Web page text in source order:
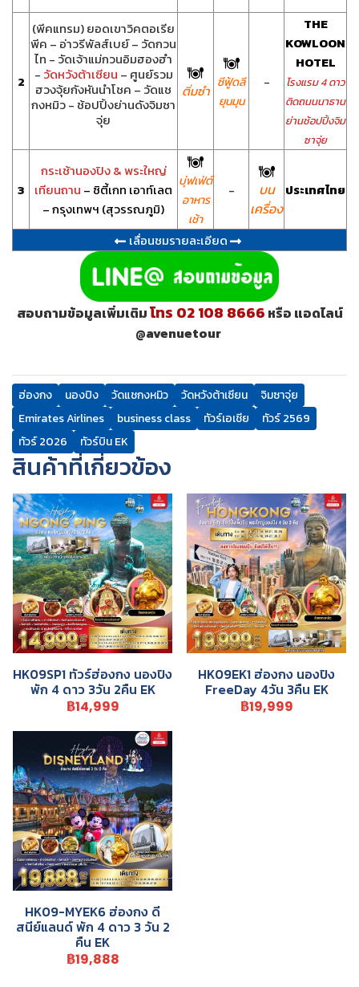
2
(พีคแทรม) ยอดเขาวิคตอเรีย
พีค – อ่าวรีพัลส์เบย์ – วัดกวน
ไท - วัดเจ้าแม่กวนอิมฮองฮำ
- วัดหวังต้าเซียน – ศูนย์รวม
ฮวงจุ้ยกังหันนำโชค – วัดแช
กงหมิว - ช้อปปิ้งย่านดังจิมซา
จุ่ย
ติ่มซำ ซีฟู้ดลี
ยุนมุน
-
THE
KOWLOON
HOTEL
โรงแรม 4 ดาว
ติดถนนนาธาน
ย่านช้อปปิ้งจิม
ซาจุ่ย
3
กระเช้านองปิง & พระใหญ่
เทียนถาน – ซิตี้เกท เอาท์เลต
– กรุงเทพฯ (สุวรรณภูมิ)
บุ่ฟเฟ่ต์
อาหาร
เช้า
-
บน
เครื่อง
ประเทศไทย
เลื่อนชมรายละเอียด
สอบถามข้อมูลเพิ่มเติมโทร 02 108 8666 หรือ แอดไลน์
@avenuetour
ฮ่องกง นองปิง วัดแชกงหมิว วัดหวังต้าเซียน
จิมซาจุ่ย
Emirates Airlines
business class ทัวร์เอเชีย
ทัวร์ 2569
ทัวร์ 2026
ทัวร์บิน EK
สินค้าที่เกี่ยวข้อง
HK09SP1 ทัวร์ฮ่องกง นองปิง
พัก 4 ดาว 3วัน 2คืน EK
฿14,999
HK09EK1 ฮ่องกง นองปิง
FreeDay 4วัน 3คืน EK
฿19,999
HK09-MYEK6 ฮ่องกง ดี
สนีย์แลนด์ พัก 4 ดาว 3 วัน 2
คืน EK
฿19,888